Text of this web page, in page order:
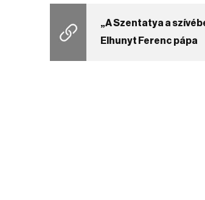
„A Szentatya a
Elhunyt Ferenc pápa